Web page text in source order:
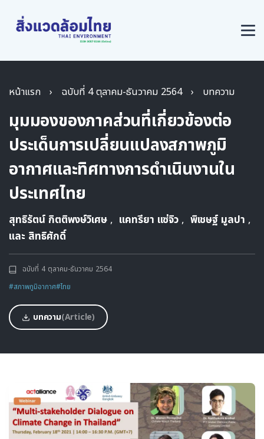
หน้าแรก › ฉบับที่ 4 ตุลาคม-ธันวาคม 2564 › บทความ
มุมมองของภาคส่วนที่เกี่ยวข้องต่อ
ประเด็นการเปลี่ยนแปลงสภาพภูมิ
อากาศและทิศทางการดำเนินงานใน
ประเทศไทย
สุทธิรัตน์ กิตติพงษ์วิเศษ, แคทรียา แซ่จิว, พิเชษฐ์ มูลปา ,
และ สิทธิศักดิ์
ฉบับที่ 4 ตุลาคม-ธันวาคม 2564
#สภาพภูมิอากาศ#ไทย
บทความ(Article)